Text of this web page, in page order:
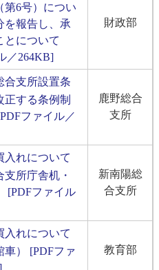
第6号）につい
を報告し、承
とについて
／264KB]
財政部
合支所設置条
正する条例制
ファイル／
鹿野総合
支所
入れについて
支所庁舎机・
[PDFファイル
新南陽総
合支所
入れについて
車） [PDFファ
教育部